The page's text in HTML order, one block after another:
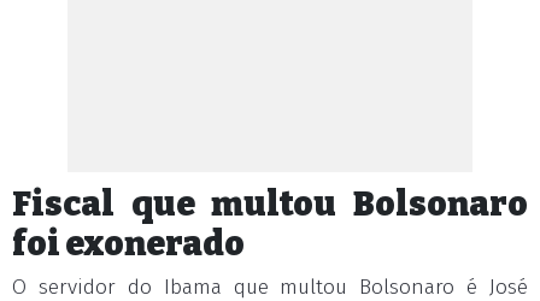
Fiscal que multou Bolsonaro
foi exonerado
O servidor do Ibama que multou Bolsonaro é José